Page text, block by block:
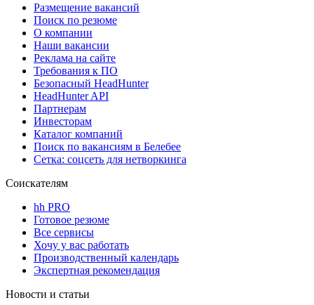
Размещение вакансий
Поиск по резюме
О компании
Наши вакансии
Реклама на сайте
Требования к ПО
Безопасный HeadHunter
HeadHunter API
Партнерам
Инвесторам
Каталог компаний
Поиск по вакансиям в Белебее
Сетка: соцсеть для нетворкинга
Соискателям
hh PRO
Готовое резюме
Все сервисы
Хочу у вас работать
Производственный календарь
Экспертная рекомендация
Новости и статьи